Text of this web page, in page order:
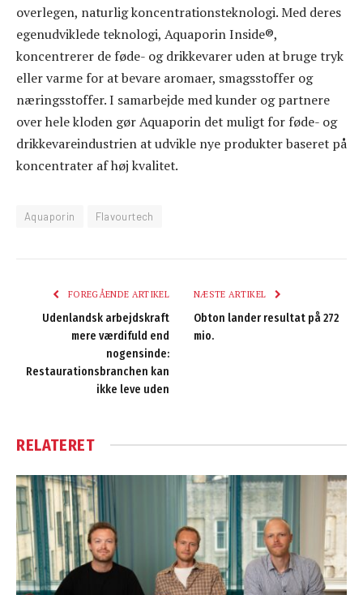
overlegen, naturlig koncentrationsteknologi. Med deres
egenudviklede teknologi, Aquaporin Inside®,
koncentrerer de føde- og drikkevarer uden at bruge tryk
eller varme for at bevare aromaer, smagsstoffer og
næringsstoffer. I samarbejde med kunder og partnere
over hele kloden gør Aquaporin det muligt for føde- og
drikkevareindustrien at udvikle nye produkter baseret på
koncentrater af høj kvalitet.
Aquaporin Flavourtech
FOREGÅENDE ARTIKEL
Udenlandsk arbejdskraft
mere værdifuld end
nogensinde:
Restaurationsbranchen kan
ikke leve uden
NÆSTE ARTIKEL
Obton lander resultat på 272
mio.
RELATERET